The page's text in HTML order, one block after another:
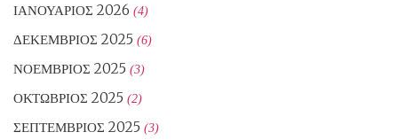
ΙΑΝΟΥΆΡΙΟΣ 2026 (4)
ΔΕΚΈΜΒΡΙΟΣ 2025 (6)
ΝΟΈΜΒΡΙΟΣ 2025 (3)
ΟΚΤΏΒΡΙΟΣ 2025 (2)
ΣΕΠΤΈΜΒΡΙΟΣ 2025 (3)